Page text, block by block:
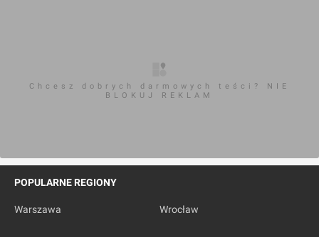
Chcesz dobrych darmowych teści? NIE
BLOKUJ REKLAM
POPULARNE REGIONY
Warszawa Wrocław